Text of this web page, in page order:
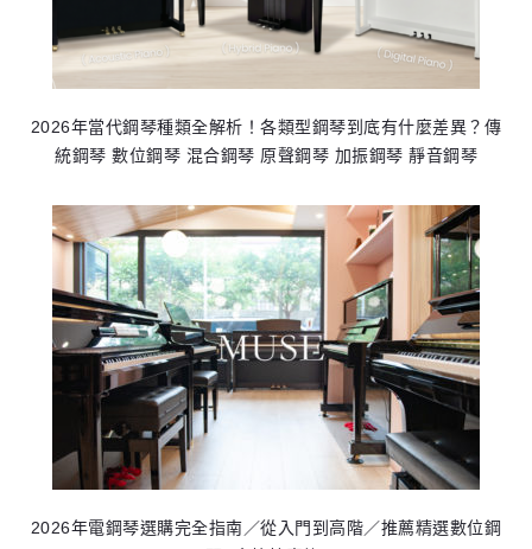
2026年當代鋼琴種類全解析！各類型鋼琴到底有什麼差異？傳
統鋼琴 數位鋼琴 混合鋼琴 原聲鋼琴 加振鋼琴 靜音鋼琴
2026年電鋼琴選購完全指南／從入門到高階／推薦精選數位鋼